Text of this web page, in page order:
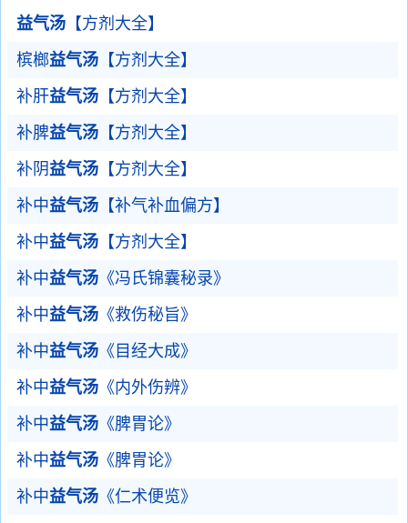
益气汤 【方剂大全】
槟榔益气汤 【方剂大全】
补肝益气汤 【方剂大全】
补脾益气汤 【方剂大全】
补阴益气汤 【方剂大全】
补中益气汤 【补气补血偏方】
补中益气汤 【方剂大全】
补中益气汤 《冯氏锦囊秘录》
补中益气汤 《救伤秘旨》
补中益气汤 《目经大成》
补中益气汤 《内外伤辨》
补中益气汤 《脾胃论》
补中益气汤 《脾胃论》
补中益气汤 《仁术便览》